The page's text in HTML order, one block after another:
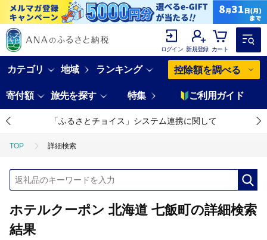
ログイン 新規登録 カート
カテゴリ 地域 ランキング 控除額を調べる
寄付額 旅先を探す 特集 ご利用ガイド
「ふるさとチョイス」システム連携に関して
TOP 詳細検索
ホテルクーポン 北海道 七飯町の詳細検索
結果